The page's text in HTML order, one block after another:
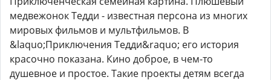
медвежонок Тедди - известная персона из многих
мировых фильмов и мультфильмов. В
&laquo;Приключения Тедди&raquo; его история
красочно показана. Кино доброе, в чем-то
душевное и простое. Такие проекты детям всегда